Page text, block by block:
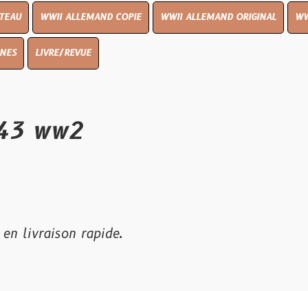
ALLEMAND COPIE WWII ALLEMAND ORIGINAL WWII UK
rapide.